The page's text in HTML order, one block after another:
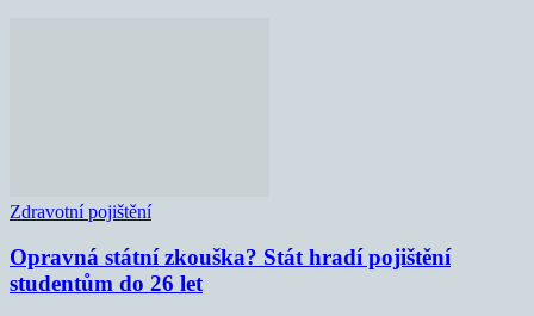
Zdravotní pojištění
Opravná státní zkouška? Stát hradí pojištění
studentům do 26 let